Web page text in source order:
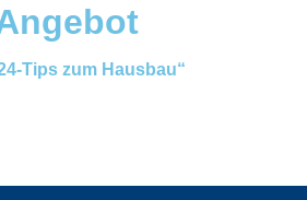
Tips zum Hausbau“